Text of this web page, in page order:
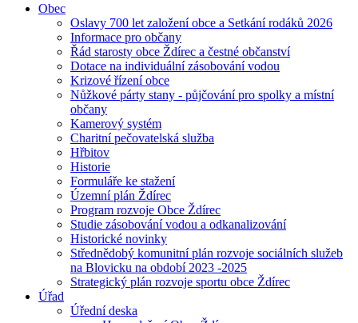
Obec
Oslavy 700 let založení obce a Setkání rodáků 2026
Informace pro občany
Řád starosty obce Ždírec a čestné občanství
Dotace na individuální zásobování vodou
Krizové řízení obce
Nůžkové párty stany - půjčování pro spolky a místní
občany
Kamerový systém
Charitní pečovatelská služba
Hřbitov
Historie
Formuláře ke stažení
Územní plán Ždírec
Program rozvoje Obce Ždírec
Studie zásobování vodou a odkanalizování
Historické novinky
Střednědobý komunitní plán rozvoje sociálních služeb
na Blovicku na období 2023 -2025
Strategický plán rozvoje sportu obce Ždírec
Úřad
Úřední deska